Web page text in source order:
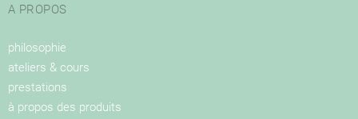
A PROPOS
philosophie
ateliers & cours
prestations
à propos des produits